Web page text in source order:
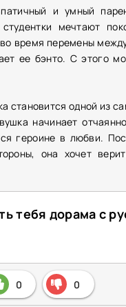
и умный
студентки мечтают
время перемены
ее бэнто. С этого
становится одной из
начинает
героине в любви.
она хочет
тебя дорама с
0 0